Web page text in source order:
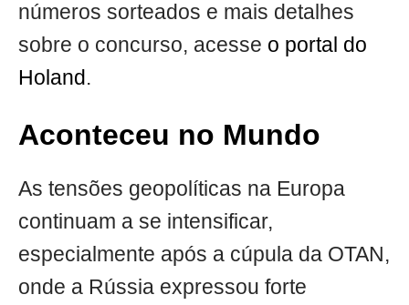
números sorteados e mais detalhes
sobre o concurso, acesse o portal do
Holand .
Aconteceu no Mundo
As tensões geopolíticas na Europa
continuam a se intensificar,
especialmente após a cúpula da OTAN,
onde a Rússia expressou forte